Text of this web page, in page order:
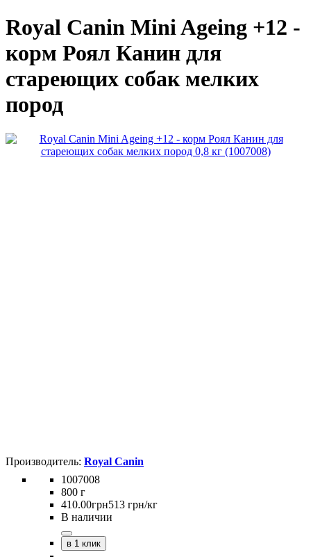
Royal Canin Mini Ageing +12 -
корм Роял Канин для
стареющих собак мелких
пород
Royal Canin
1007008
800 г
410.00грн513 грн/кг
В наличии
в 1 клик